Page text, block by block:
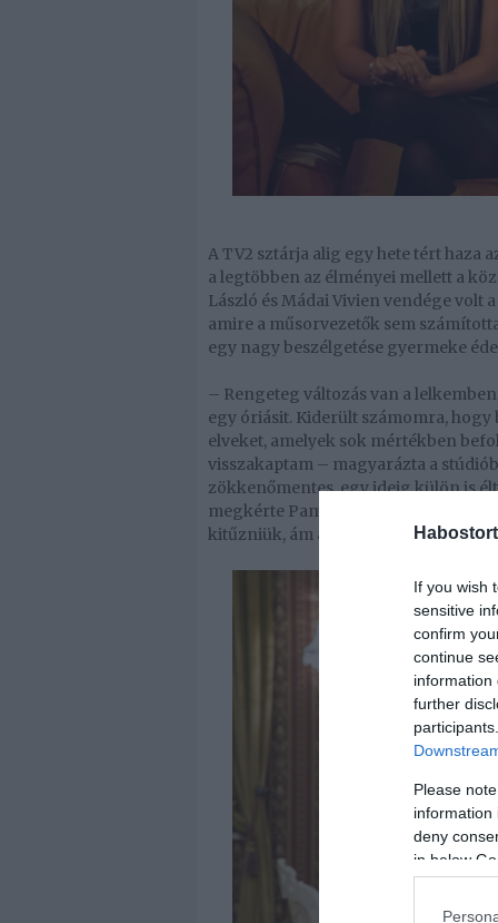
If you wish
sensitive
confirm
continue
information
further
Please
information
deny
in below
A TV2 sztárja alig egy hete tért haza
a legtöbben az élményei mellett a
László és Mádai Vivien vendége volt
amire a műsorvezetők sem
egy nagy beszélgetése gyermeke
– Rengeteg változás van a
egy óriásit. Kiderült számomra,
elveket, amelyek sok mértékben
visszakaptam – magyarázta a
zökkenőmentes, egy ideig külön is
megkérte Pamela kezét, az esküvő
kitűzniük, ám a célvonalban mintha